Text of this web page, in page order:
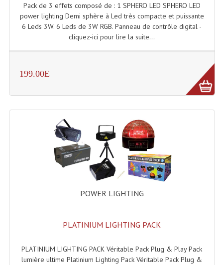
Consoles Éclairage DMX
Dispatches
Guirlandes Lumineuse
Lampes Ampoules
Ampoules - Tubes Lumière Noire Black Gun
Lampes À Décharges
Lampes De Couleurs
Lampes Leds
Pack de 3 effets composé de : 1 SPHERO LED SPHERO LED
power lighting Demi sphère à Led très compacte et puissante
6 Leds 3W. 6 Leds de 3W RGB. Panneau de contrôle digital -
cliquez-ici pour lire la suite...
199.00E
POWER LIGHTING
PLATINIUM LIGHTING PACK
PLATINIUM LIGHTING PACK Véritable Pack Plug & Play Pack
lumière ultime Platinium Lighting Pack Véritable Pack Plug &